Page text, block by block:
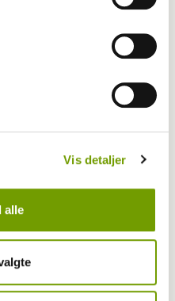
Vis detaljer
alle
Rigård Rohleder